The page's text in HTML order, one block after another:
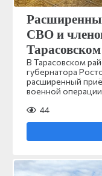
СВО и
В Тарасовском
губернатора
расширенный
военной
44